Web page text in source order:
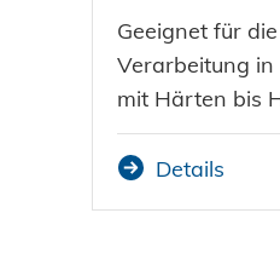
Datenschutz
AGBs
Geeignet für die
Verarbeitung in
mit Härten bis
Details